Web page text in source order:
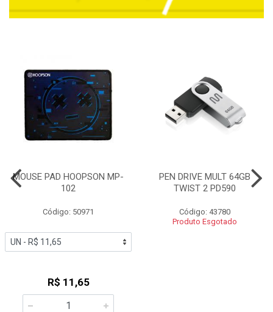
MOUSE PAD HOOPSON MP-
102
Código: 50971
R$ 11,65
PEN DRIVE MULT 64GB
TWIST 2 PD590
Código: 43780
Produto Esgotado